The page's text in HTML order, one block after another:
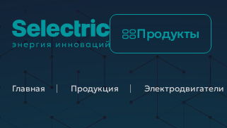
Продукты
Главная Продукция Электродвигатели